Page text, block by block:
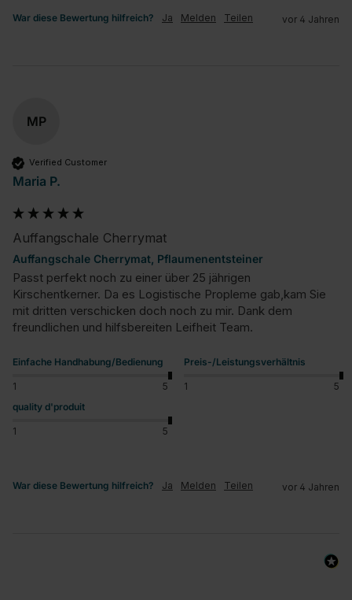
War diese Bewertung hilfreich? Ja Melden Teilen vor 4 Jahren
MP
Verified Customer
Maria P.
Auffangschale Cherrymat
Auffangschale Cherrymat, Pflaumenentsteiner
Passt perfekt noch zu einer über 25 jährigen
Kirschentkerner. Da es Logistische Propleme gab,kam Sie
mit dritten verschicken doch noch zu mir. Dank dem
freundlichen und hilfsbereiten Leifheit Team.
Einfache Handhabung/Bedienung
1 5
Preis-/Leistungsverhältnis
1
5
quality d'produit
1 5
War diese Bewertung hilfreich? Ja Melden Teilen vor 4 Jahren